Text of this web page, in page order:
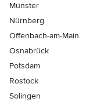
Münster
Nürnberg
Offenbach-am-Main
Osnabrück
Potsdam
Rostock
Solingen